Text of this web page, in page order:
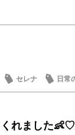
セレナ 日常
れました👶♡